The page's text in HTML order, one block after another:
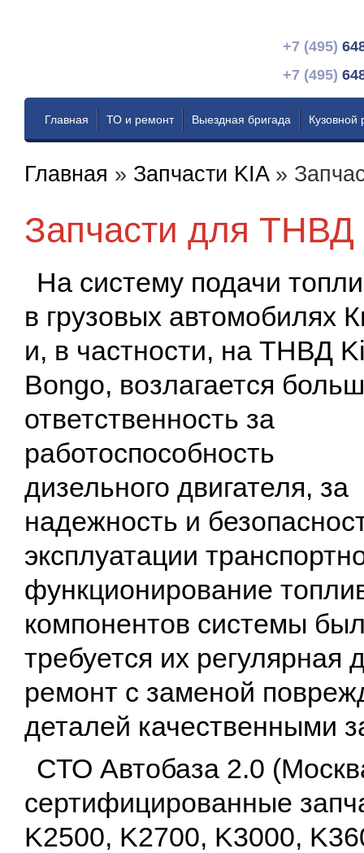
+7 (495)
+7 (495)
Главная ТО и ремонт Выездная бригада Кузовной
Главная » Запчасти KIA»
Запчасти для ТНВД
На систему подачи
в грузовых автомобилях
и, в частности, на ТНВД
Bongo, возлагается
ответственность за
работоспособность
дизельного двигателя, за
надежность и
эксплуатации
функционирование
компонентов системы
требуется их регулярная
ремонт с заменой
деталей качественными
СТО Автобаза 2.0
сертифицированные
K2500, K2700, K3000,